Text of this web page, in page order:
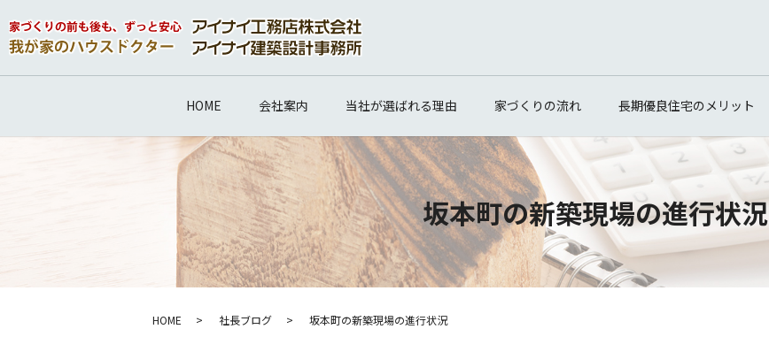
HOME 会社案内 当社が選ばれる理由 家づくりの流れ 長期優良住宅のメリット
坂本町の新築現場の進行状況
HOME 社長ブログ 坂本町の新築現場の進行状況